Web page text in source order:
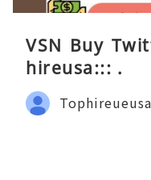
VSN Buy
hireusa::: .
Tophireueusa